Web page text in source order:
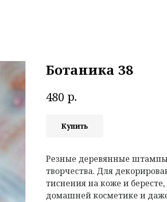
Ботаника 38
480 р.
Купить
Резные деревянные
творчества. Для
тиснения на коже и
домашней косметике и